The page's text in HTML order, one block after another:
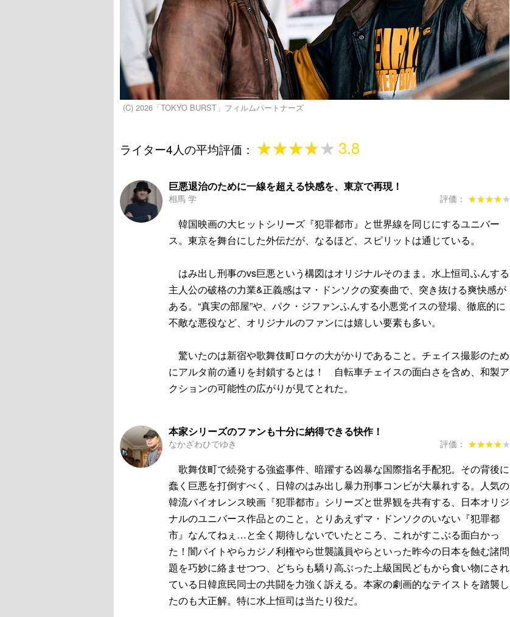
(C) 2026「TOKYO BURST」フィルムパートナーズ
ライター4人の平均評価： ★★★★★
★★★★★ 3.8
巨悪退治のために一線を超える快感を、東京で再現！
相馬 学 評価： ★★★★★
★★★★★
韓国映画の大ヒットシリーズ『犯罪都市』と世界線を同じにするユニバー
ス。東京を舞台にした外伝だが、なるほど、スピリットは通じている。
はみ出し刑事のvs巨悪という構図はオリジナルそのまま。水上恒司ふんする
主人公の破格の力業&正義感はマ・ドンソクの変奏曲で、突き抜ける爽快感が
ある。“真実の部屋”や、パク・ジファンふんする小悪党イスの登場、徹底的に
不敵な悪役など、オリジナルのファンには嬉しい要素も多い。
驚いたのは新宿や歌舞伎町ロケの大がかりであること。チェイス撮影のため
にアルタ前の通りを封鎖するとは！ 自転車チェイスの面白さを含め、和製ア
クションの可能性の広がりが見てとれた。
本家シリーズのファンも十分に納得できる快作！
なかざわひでゆき 評価： ★★★★★
★★★★★
歌舞伎町で続発する強盗事件、暗躍する凶暴な国際指名手配犯。その背後に
蠢く巨悪を打倒すべく、日韓のはみ出し暴力刑事コンビが大暴れする。人気の
韓流バイオレンス映画『犯罪都市』シリーズと世界観を共有する、日本オリジ
ナルのユニバース作品とのこと。とりあえずマ・ドンソクのいない『犯罪都
市』なんてねぇ…と全く期待しないでいたところ、これがすこぶる面白かっ
た！闇バイトやらカジノ利権やら世襲議員やらといった昨今の日本を蝕む諸問
題を巧妙に絡ませつつ、どちらも驕り高ぶった上級国民どもから食い物にされ
ている日韓庶民同士の共闘を力強く訴える。本家の劇画的なテイストを踏襲し
たのも大正解。特に水上恒司は当たり役だ。